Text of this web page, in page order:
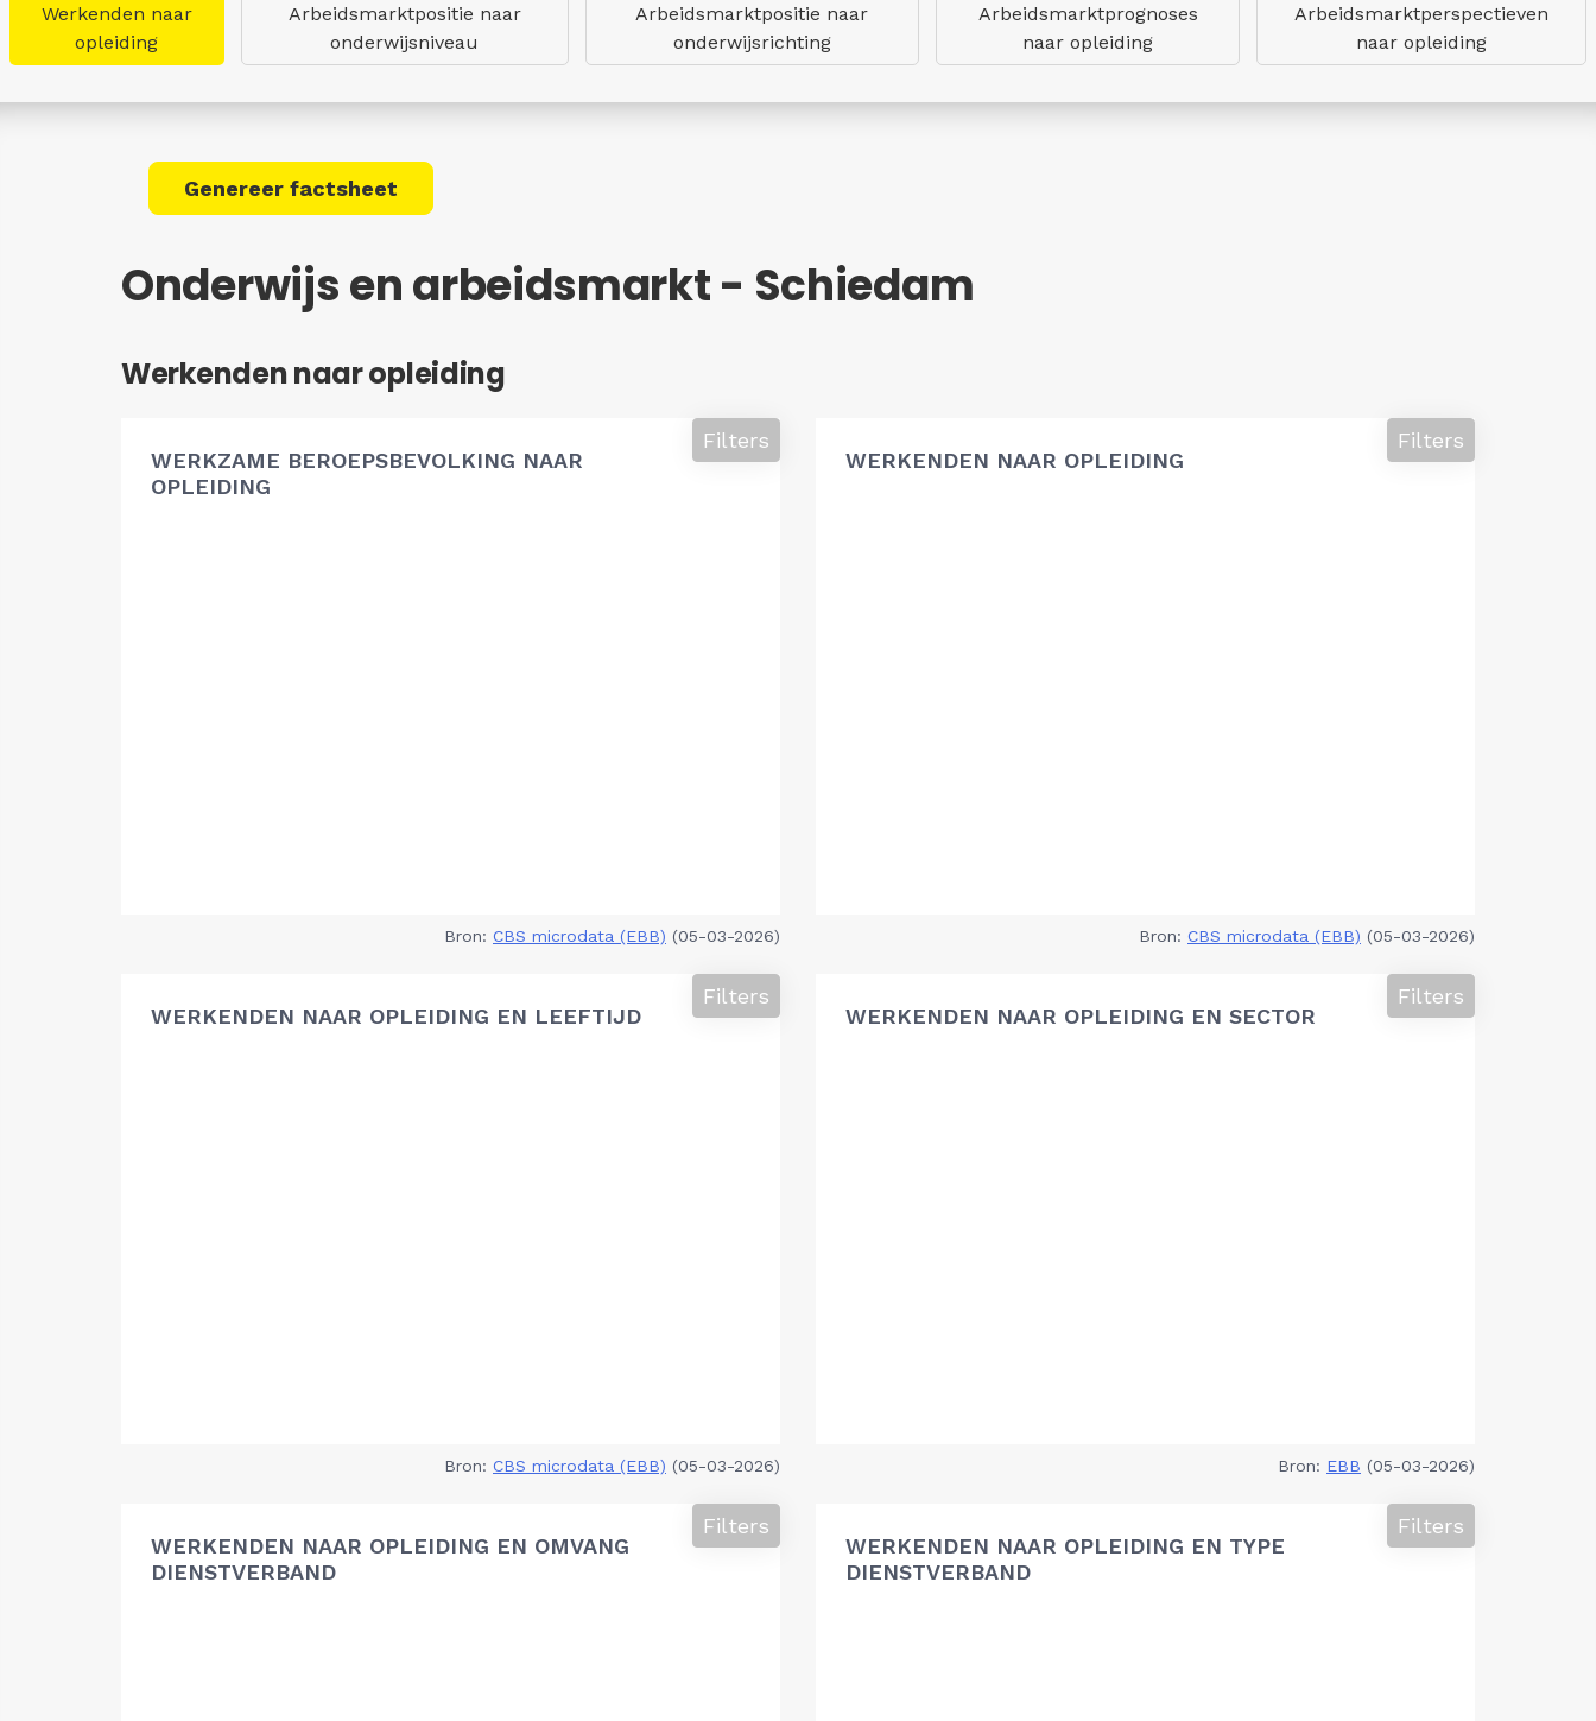
Werkenden naar
opleiding
Arbeidsmarktpositie naar
onderwijsniveau
Arbeidsmarktpositie naar
onderwijsrichting
Arbeidsmarktprognoses
naar opleiding
Arbeidsmarktperspectieven
naar opleiding
Genereer factsheet
Onderwijs en arbeidsmarkt - Schiedam
Werkenden naar opleiding
WERKZAME BEROEPSBEVOLKING NAAR
OPLEIDING
Filters
Bron: CBS microdata (EBB) (05-03-2026)
WERKENDEN NAAR OPLEIDING
Filters
Bron: CBS microdata (EBB) (05-03-2026)
WERKENDEN NAAR OPLEIDING EN LEEFTIJD
Filters
Bron: CBS microdata (EBB) (05-03-2026)
WERKENDEN NAAR OPLEIDING EN SECTOR
Filters
Bron: EBB (05-03-2026)
WERKENDEN NAAR OPLEIDING EN OMVANG
DIENSTVERBAND
Filters
WERKENDEN NAAR OPLEIDING EN TYPE
DIENSTVERBAND
Filters